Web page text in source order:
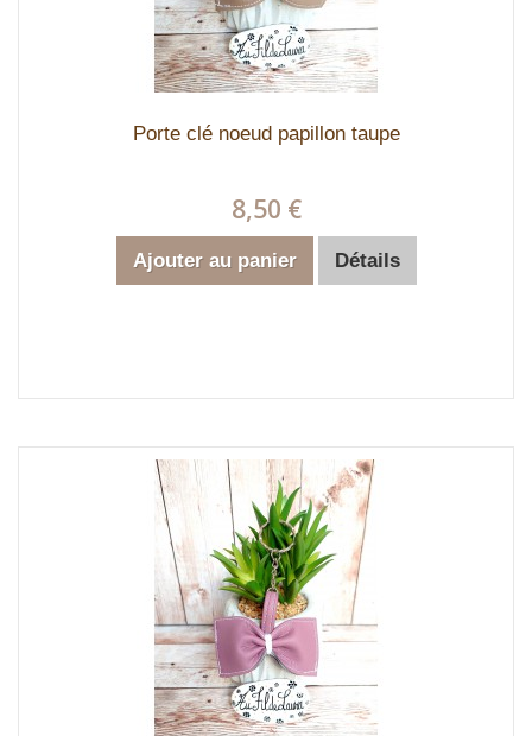
Porte clé noeud papillon taupe
8,50 €
Ajouter au panier Détails